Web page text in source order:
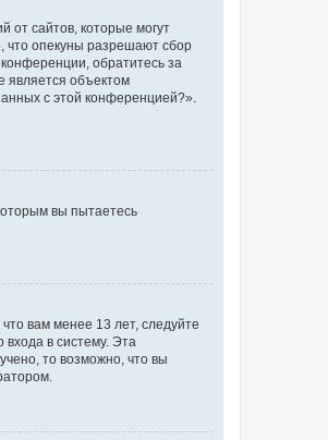
от сайтов, которые могут
что опекуны разрешают сбор
обратитесь за
является объектом
с этой конференцией?».
вы пытаетесь
вам менее 13 лет, следуйте
в систему. Эта
то возможно, что вы